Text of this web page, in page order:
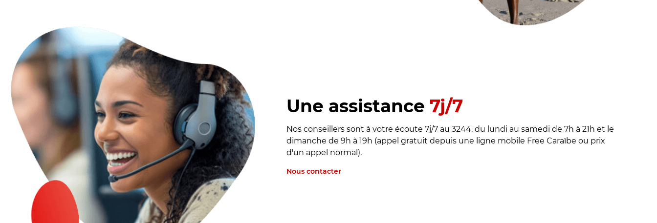
Une assistance 7j/7
Nos conseillers sont à votre écoute 7j/7 au 3244, du lundi au samedi de 7h à 21h et le
dimanche de 9h à 19h (appel gratuit depuis une ligne mobile Free Caraïbe ou prix
d'un appel normal).
Nous contacter